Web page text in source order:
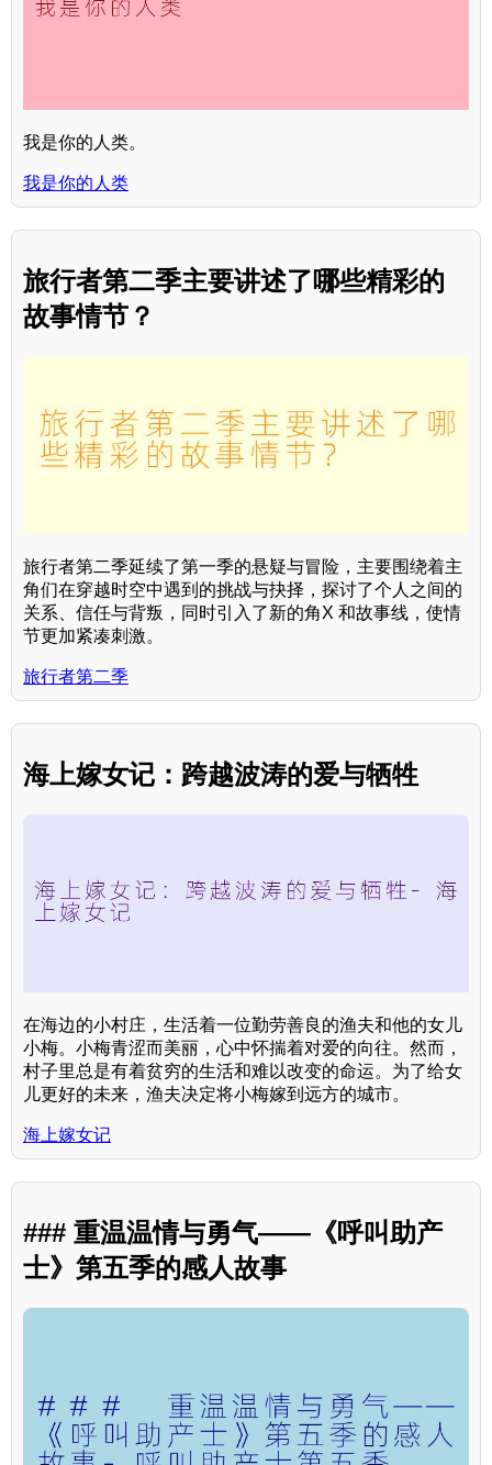
我是你的人类。
我是你的人类
旅行者第二季主要讲述了哪些精彩的
故事情节？
旅行者第二季延续了第一季的悬疑与冒险，主要围绕着主
角们在穿越时空中遇到的挑战与抉择，探讨了个人之间的
关系、信任与背叛，同时引入了新的角X 和故事线，使情
节更加紧凑刺激。
旅行者第二季
海上嫁女记：跨越波涛的爱与牺牲
在海边的小村庄，生活着一位勤劳善良的渔夫和他的女儿
小梅。小梅青涩而美丽，心中怀揣着对爱的向往。然而，
村子里总是有着贫穷的生活和难以改变的命运。为了给女
儿更好的未来，渔夫决定将小梅嫁到远方的城市。
海上嫁女记
### 重温温情与勇气——《呼叫助产
士》第五季的感人故事